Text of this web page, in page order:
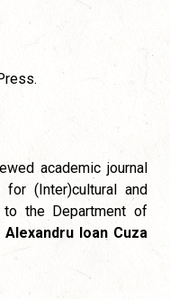
academic journal
for (Inter)cultural and
to the Department of
Alexandru Ioan Cuza